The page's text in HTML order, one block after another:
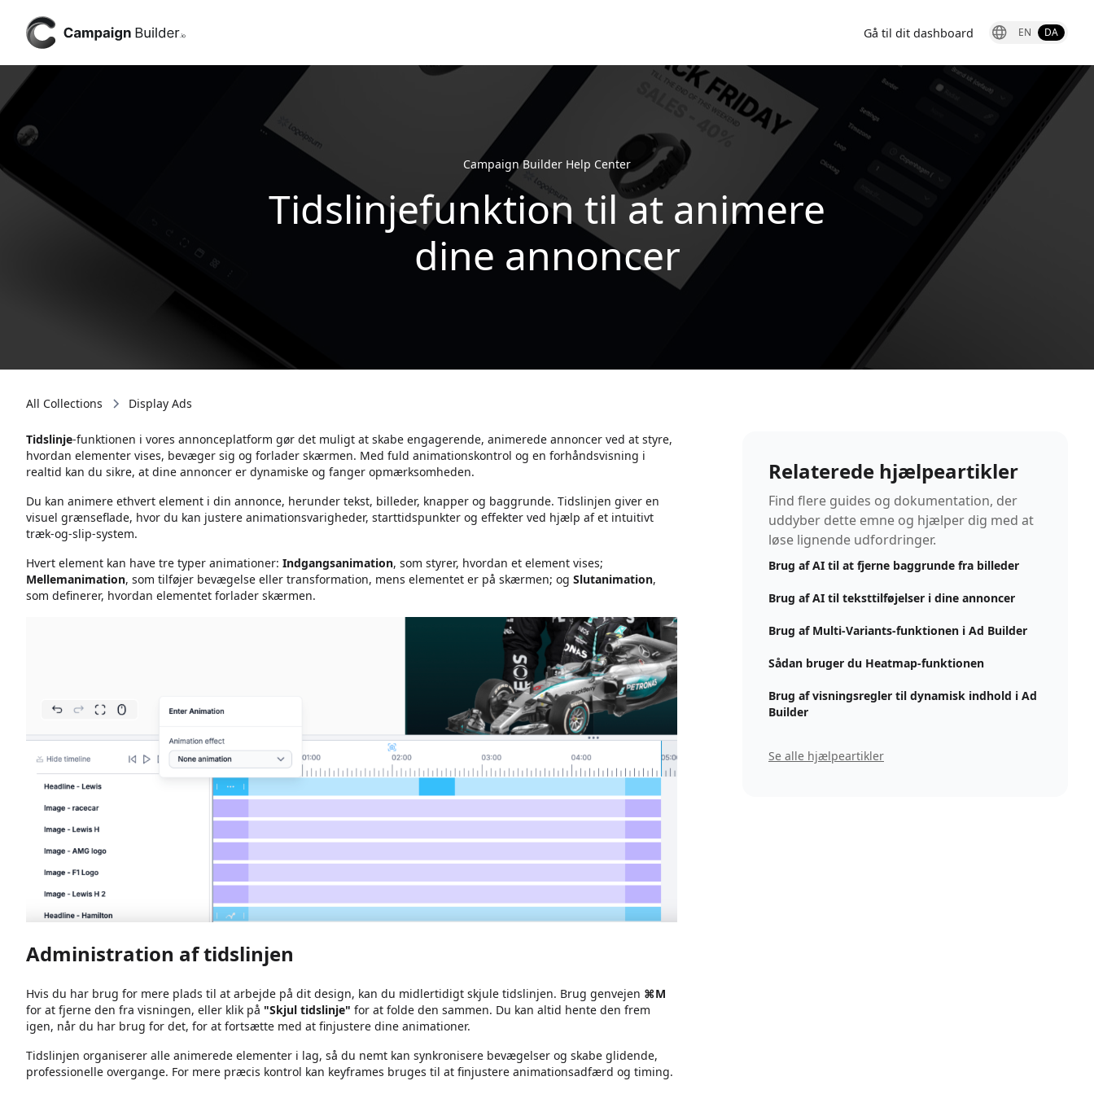
Gå til dit dashboard EN DA
Campaign Builder Help Center
Tidslinjefunktion til at animere
dine annoncer
All Collections Display Ads
Tidslinje-funktionen i vores annonceplatform gør det muligt at skabe engagerende, animerede annoncer ved at styre,
hvordan elementer vises, bevæger sig og forlader skærmen. Med fuld animationskontrol og en forhåndsvisning i
realtid kan du sikre, at dine annoncer er dynamiske og fanger opmærksomheden.
Du kan animere ethvert element i din annonce, herunder tekst, billeder, knapper og baggrunde. Tidslinjen giver en
visuel grænseflade, hvor du kan justere animationsvarigheder, starttidspunkter og effekter ved hjælp af et intuitivt
træk-og-slip-system.
Hvert element kan have tre typer animationer: Indgangsanimation, som styrer, hvordan et element vises;
Mellemanimation, som tilføjer bevægelse eller transformation, mens elementet er på skærmen; og Slutanimation,
som definerer, hvordan elementet forlader skærmen.
Administration af tidslinjen
Hvis du har brug for mere plads til at arbejde på dit design, kan du midlertidigt skjule tidslinjen. Brug genvejen ⌘M
for at fjerne den fra visningen, eller klik på "Skjul tidslinje" for at folde den sammen. Du kan altid hente den frem
igen, når du har brug for det, for at fortsætte med at finjustere dine animationer.
Tidslinjen organiserer alle animerede elementer i lag, så du nemt kan synkronisere bevægelser og skabe glidende,
professionelle overgange. For mere præcis kontrol kan keyframes bruges til at finjustere animationsadfærd og timing.
Relaterede hjælpeartikler
Find flere guides og dokumentation, der
uddyber dette emne og hjælper dig med at
løse lignende udfordringer.
Brug af AI til at fjerne baggrunde fra billeder
Brug af AI til teksttilføjelser i dine annoncer
Brug af Multi-Variants-funktionen i Ad Builder
Sådan bruger du Heatmap-funktionen
Brug af visningsregler til dynamisk indhold i Ad
Builder
Se alle hjælpeartikler